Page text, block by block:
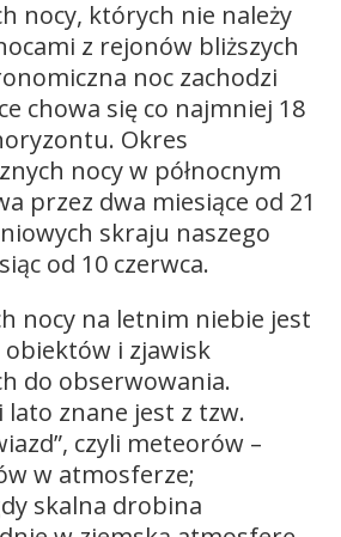
nocy, których nie należy
z rejonów bliższych
noc zachodzi
chowa się co najmniej 18
Okres
nocy w północnym
przez dwa miesiące od 21
skraju naszego
od 10 czerwca.
nocy na letnim niebie jest
obiektów i zjawisk
do obserwowania.
lato znane jest z tzw.
czyli meteorów –
w atmosferze;
skalna drobina